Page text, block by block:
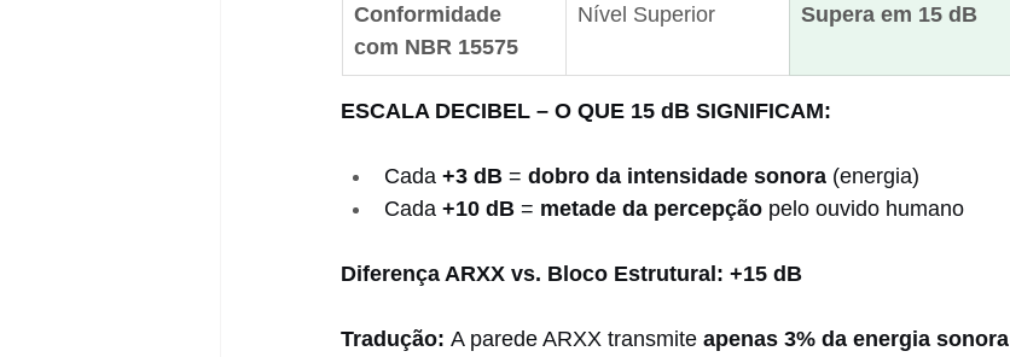
Conformidade
com NBR 15575
Nível Superior Supera em 15 dB
ESCALA DECIBEL – O QUE 15 dB SIGNIFICAM:
Cada +3 dB = dobro da intensidade sonora (energia)
Cada +10 dB = metade da percepção pelo ouvido humano
Diferença ARXX vs. Bloco Estrutural: +15 dB
Tradução: A parede ARXX transmite apenas 3% da energia sonora